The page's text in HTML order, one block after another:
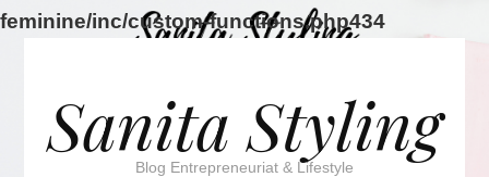
feminine/inc/custom-functions.php434
Sanita Styling
Blog Entrepreneuriat & Lifestyle